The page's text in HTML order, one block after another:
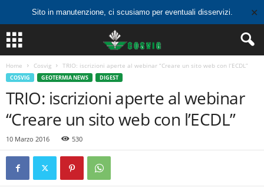
Sito in manutenzione, ci scusiamo per eventuali disservizi. ✕
Home Cosvig TRIO: iscrizioni aperte al webinar “Creare un sito web con l’ECDL”
COSVIG GEOTERMIA NEWS DIGEST
TRIO: iscrizioni aperte al webinar
“Creare un sito web con l’ECDL”
10 Marzo 2016 530